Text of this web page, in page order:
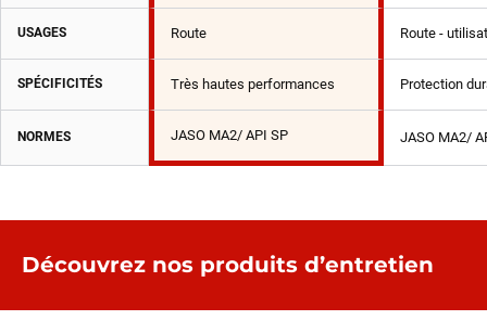
USAGES Route Route -
SPÉCIFICITÉS Très hautes performances Protection
NORMES JASO MA2/ API SP JASO MA2/
Découvrez nos produits d’entretien